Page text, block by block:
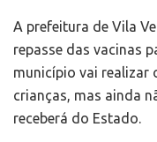
A prefeitura de Vila
repasse das vacinas
município vai realizar
crianças, mas ainda
receberá do Estado.